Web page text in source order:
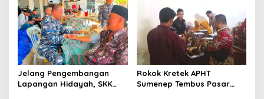
Jelang Pengembangan
Lapangan Hidayah, SKK
Rokok Kretek APHT
Sumenep Tembus Pasar